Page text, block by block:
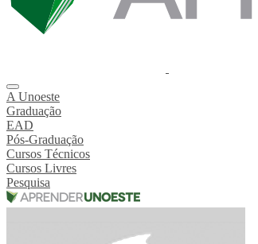
A Unoeste
Graduação
EAD
Pós-Graduação
Cursos Técnicos
Cursos Livres
Pesquisa